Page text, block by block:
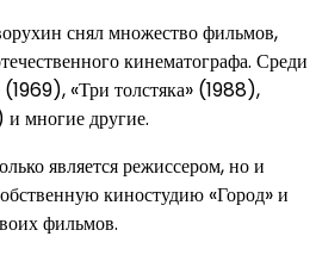
снял множество фильмов,
кинематографа. Среди
«Три толстяка» (1988),
многие другие.
является режиссером, но и
киностудию «Город» и
фильмов.